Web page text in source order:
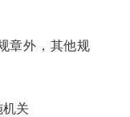
章外，其他规
机关